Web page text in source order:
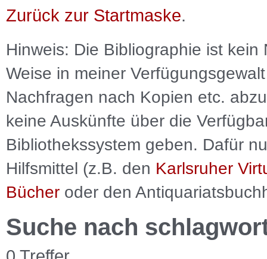
Zurück zur Startmaske.
Hinweis: Die Bibliographie ist kein
Weise in meiner
Nachfragen nach Kopien etc.
keine Auskünfte über die
Bibliothekssystem geben. Dafür
Hilfsmittel (z.B. den Karlsruher
Bücher oder den
Suche nach